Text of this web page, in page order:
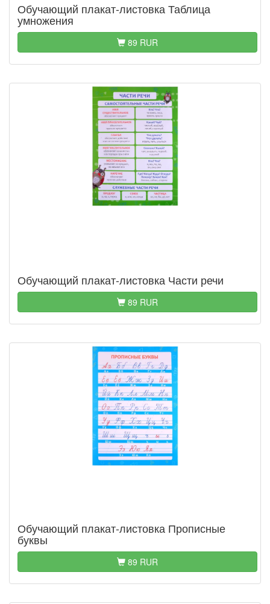
Обучающий плакат-листовка Таблица
умножения
89 RUR
Обучающий плакат-листовка Части речи
89 RUR
Обучающий плакат-листовка Прописные
буквы
89 RUR